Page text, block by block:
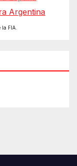
Argentina
FIA.